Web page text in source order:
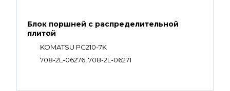
Блок поршней c распределительной
плитой
KOMATSU PC210-7K
708-2L-06276, 708-2L-06271